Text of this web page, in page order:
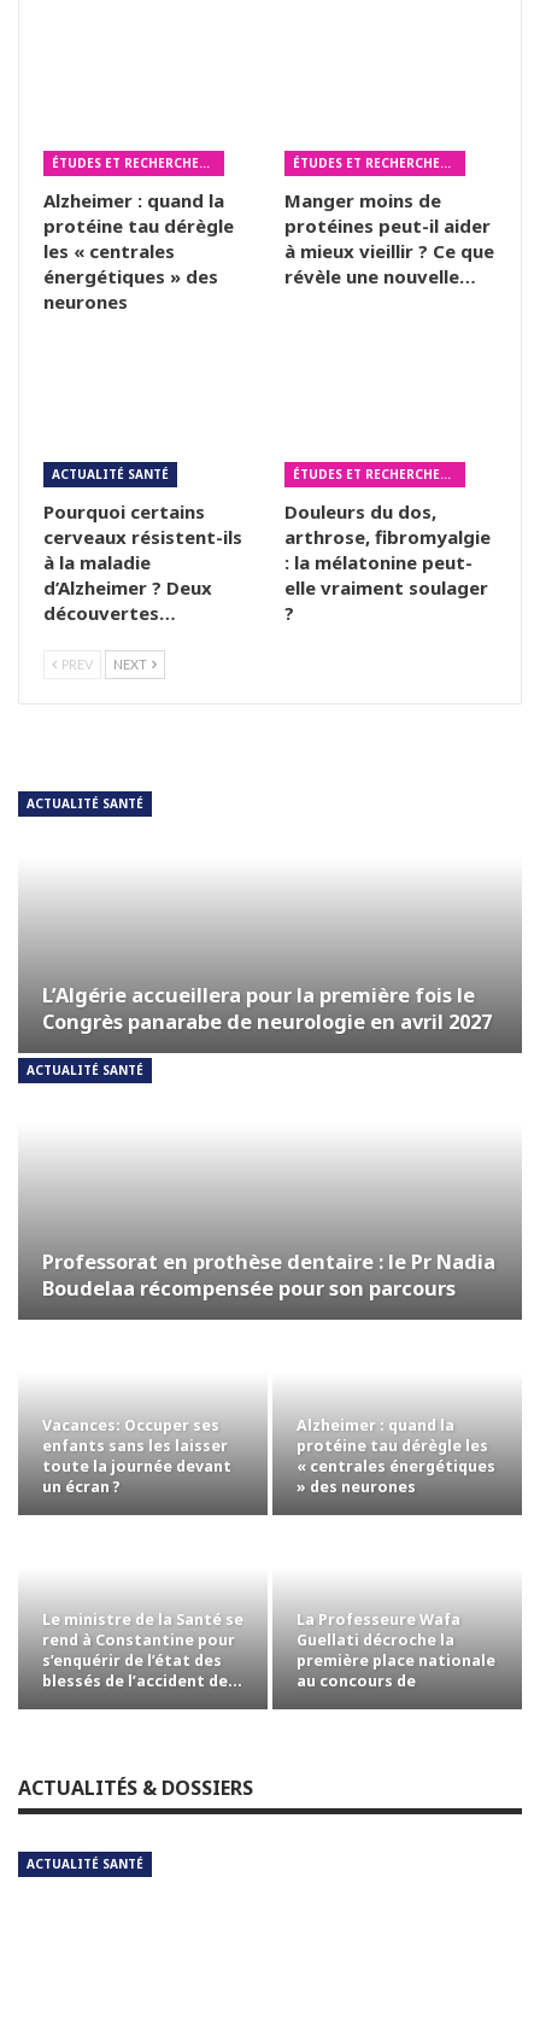
ÉTUDES ET RECHERCHES MÉDICALES
Alzheimer : quand la
protéine tau dérègle
les « centrales
énergétiques » des
neurones
ÉTUDES ET RECHERCHES MÉDICALES
Manger moins de
protéines peut-il aider
à mieux vieillir ? Ce que
révèle une nouvelle…
ACTUALITÉ SANTÉ
Pourquoi certains
cerveaux résistent-ils
à la maladie
d’Alzheimer ? Deux
découvertes…
ÉTUDES ET RECHERCHES MÉDICALES
Douleurs du dos,
arthrose, fibromyalgie
: la mélatonine peut-
elle vraiment soulager
?
PREV NEXT
ACTUALITÉ SANTÉ
L’Algérie accueillera pour la première fois le
Congrès panarabe de neurologie en avril 2027
ACTUALITÉ SANTÉ
Professorat en prothèse dentaire : le Pr Nadia
Boudelaa récompensée pour son parcours
Vacances: Occuper ses
enfants sans les laisser
toute la journée devant
un écran ?
Alzheimer : quand la
protéine tau dérègle les
« centrales énergétiques
» des neurones
Le ministre de la Santé se
rend à Constantine pour
s’enquérir de l’état des
blessés de l’accident de…
La Professeure Wafa
Guellati décroche la
première place nationale
au concours de
ACTUALITÉS & DOSSIERS
ACTUALITÉ SANTÉ